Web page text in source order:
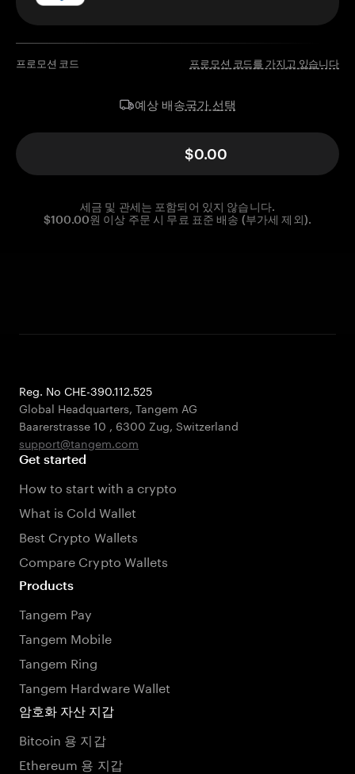
프로모션 코드 프로모션 코드를 가지고 있습니다
예상 배송국가 선택
$0.00
세금 및 관세는 포함되어 있지 않습니다.
$100.00원 이상 주문 시 무료 표준 배송 (부가세 제외).
Reg. No CHE-390.112.525
Global Headquarters, Tangem AG
Baarerstrasse 10 , 6300 Zug, Switzerland
support@tangem.com
Get started
How to start with a crypto
What is Cold Wallet
Best Crypto Wallets
Compare Crypto Wallets
Products
Tangem Pay
Tangem Mobile
Tangem Ring
Tangem Hardware Wallet
암호화 자산 지갑
Bitcoin 용 지갑
Ethereum 용 지갑